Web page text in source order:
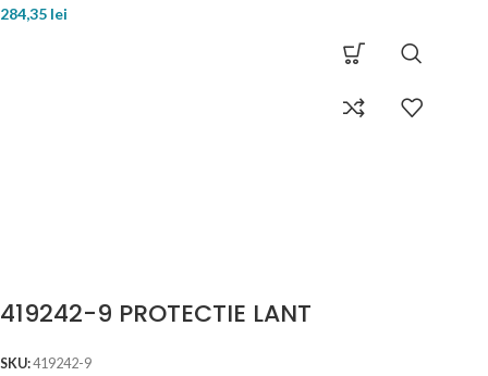
284,35 lei
419242-9 PROTECTIE LANT
SKU:419242-9